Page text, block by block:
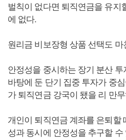
벌칙이 없다면 퇴직연금을 유지
에 없다.
원리금 비보장형 상품 선택도 마
안정성을 중시하는 장기 분산 투
바탕에 둔 단기 집중 투자가 중
가 퇴직연금 강국이 됐을 리 만
개인이 퇴직연금 계좌를 은퇴할
성과 동시에 안정성을 추구할